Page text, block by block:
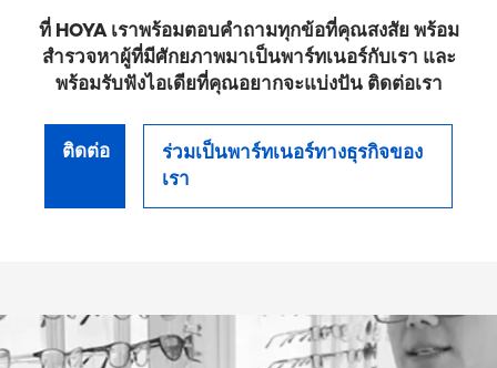
ที่ HOYA เราพร้อมตอบคำถามทุกข้อที่คุณสงสัย พร้อม
สำรวจหาผู้ที่มีศักยภาพมาเป็นพาร์ทเนอร์กับเรา และ
พร้อมรับฟังไอเดียที่คุณอยากจะแบ่งปัน ติดต่อเรา
ติดต่อ
ร่วมเป็นพาร์ทเนอร์ทางธุรกิจของ
เรา